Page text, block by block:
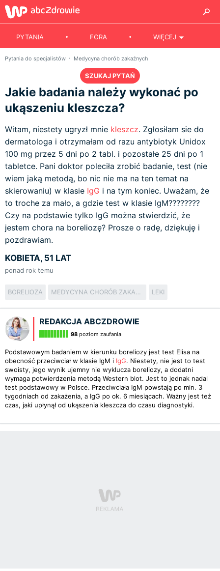
PYTANIA FORA WIĘCEJ
Pytania do specjalistów Medycyna chorób zakaźnych
SZUKAJ PYTAŃ
Jakie badania należy wykonać po
ukąszeniu kleszcza?
Witam, niestety ugryzł mnie kleszcz. Zgłosiłam sie do
dermatologa i otrzymałam od razu antybiotyk Unidox
100 mg przez 5 dni po 2 tabl. i pozostałe 25 dni po 1
tabletce. Pani doktor poleciła zrobić badanie, test (nie
wiem jaką metodą, bo nic nie ma na ten temat na
skierowaniu) w klasie IgG i na tym koniec. Uważam, że
to troche za mało, a gdzie test w klasie IgM????????
Czy na podstawie tylko IgG można stwierdzić, że
jestem chora na boreliozę? Prosze o radę, dziękuję i
pozdrawiam.
KOBIETA, 51 LAT
ponad rok temu
BORELIOZA MEDYCYNA CHORÓB ZAKAŹNYCH LEKI
REDAKCJA ABCZDROWIE
98 poziom zaufania
Podstawowym badaniem w kierunku boreliozy jest test Elisa na
obecność przeciwciał w klasie IgM i IgG. Niestety, nie jest to test
swoisty, jego wynik ujemny nie wyklucza boreliozy, a dodatni
wymaga potwierdzenia metodą Western blot. Jest to jednak nadal
test podstawowy w Polsce. Przeciwciała IgM powstają po min. 3
tygodniach od zakażenia, a IgG po ok. 6 miesiącach. Ważny jest też
czas, jaki upłynął od ukąszenia kleszcza do czasu diagnostyki.